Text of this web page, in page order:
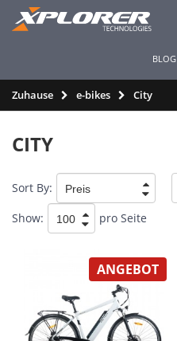
BLOG
Zuhause e-bikes City
CITY
Sort By:
Show:
pro Seite
ANGEBOT